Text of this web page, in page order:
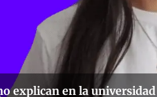
explican en la universidad